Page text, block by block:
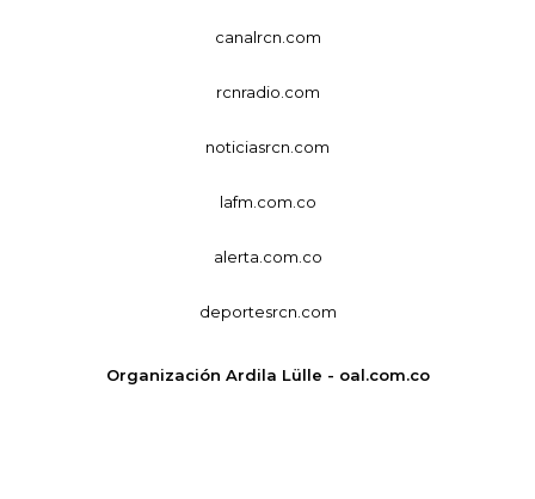
canalrcn.com
rcnradio.com
noticiasrcn.com
lafm.com.co
alerta.com.co
deportesrcn.com
Organización Ardila Lülle - oal.com.co